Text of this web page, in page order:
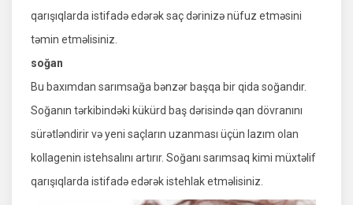
qarışıqlarda istifadə edərək saç dərinizə nüfuz etməsini
təmin etməlisiniz.
soğan
Bu baxımdan sarımsağa bənzər başqa bir qida soğandır.
Soğanın tərkibindəki kükürd baş dərisində qan dövranını
sürətləndirir və yeni saçların uzanması üçün lazım olan
kollagenin istehsalını artırır. Soğanı sarımsaq kimi müxtəlif
qarışıqlarda istifadə edərək istehlak etməlisiniz.